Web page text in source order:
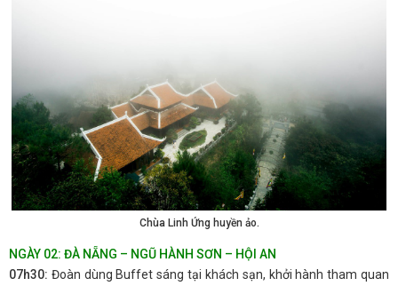
Chùa Linh Ứng huyền ảo.
NGÀY 02: ĐÀ NẴNG – NGŨ HÀNH SƠN – HỘI AN
07h30: Đoàn dùng Buffet sáng tại khách sạn, khởi hành tham quan